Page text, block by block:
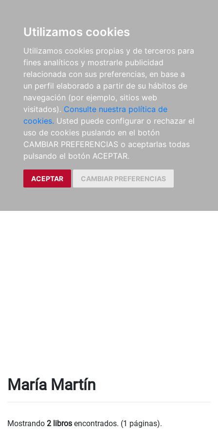
Utilizamos cookies
Utilizamos cookies propias y de terceros para
fines analíticos y mostrarle publicidad
relacionada con sus preferencias, en base a
un perfil elaborado a partir de su hábitos de
navegación (por ejemplo, sitios web
visitados). Consulte nuestra política de
cookies. Usted puede configurar o rechazar el
uso de cookies puslando en el botón
CAMBIAR PREFERENCIAS o aceptarlas todas
pulsando el botón ACEPTAR.
ACEPTAR CAMBIAR PREFERENCIAS
María Martín
Mostrando 2 libros encontrados. (1 páginas).